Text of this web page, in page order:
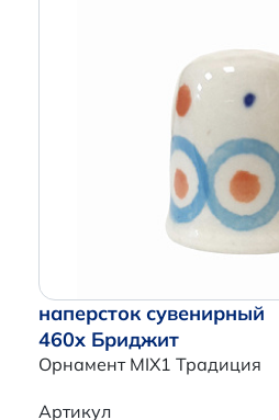
наперсток сувенирный
460x Бриджит
Орнамент MIX1 Традиция
Артикул